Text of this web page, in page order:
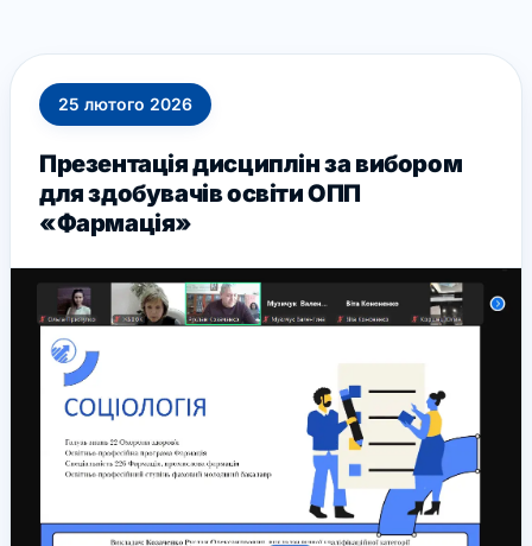
25 лютого 2026
Презентація дисциплін за вибором
для здобувачів освіти ОПП
«Фармація»